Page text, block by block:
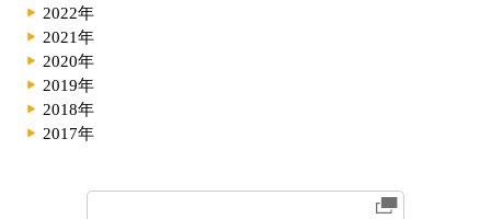
2022年
2021年
2020年
2019年
2018年
2017年